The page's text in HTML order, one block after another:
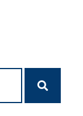
Szukaj